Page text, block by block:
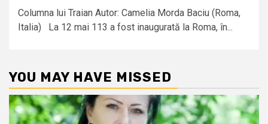
Columna lui Traian Autor: Camelia Morda Baciu (Roma,
Italia) La 12 mai 113 a fost inaugurată la Roma, în...
YOU MAY HAVE MISSED